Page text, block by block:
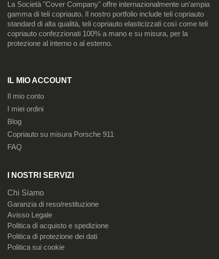
La Società "Cover Company" offre internazionalmente un'ampia
gamma di teli copriauto. Il nostro portfolio include teli copriauto
standard di alta qualità, teli copriauto elasticizzati così come teli
copriauto confezzionati 100% a mano e su misura, per la
protezione al interno o al esterno.
IL MIO ACCOUNT
Il mio conto
I miei ordini
Blog
Copriauto su misura Porsche 911
FAQ
I NOSTRI SERVIZI
Chi Siamo
Garanzia di reso/restituzione
Avisso Legale
Politica di acquisto e spedizione
Politica di protezione dei dati
Politica sui cookie